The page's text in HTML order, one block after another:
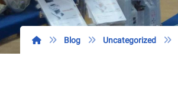
Blog Uncategorized